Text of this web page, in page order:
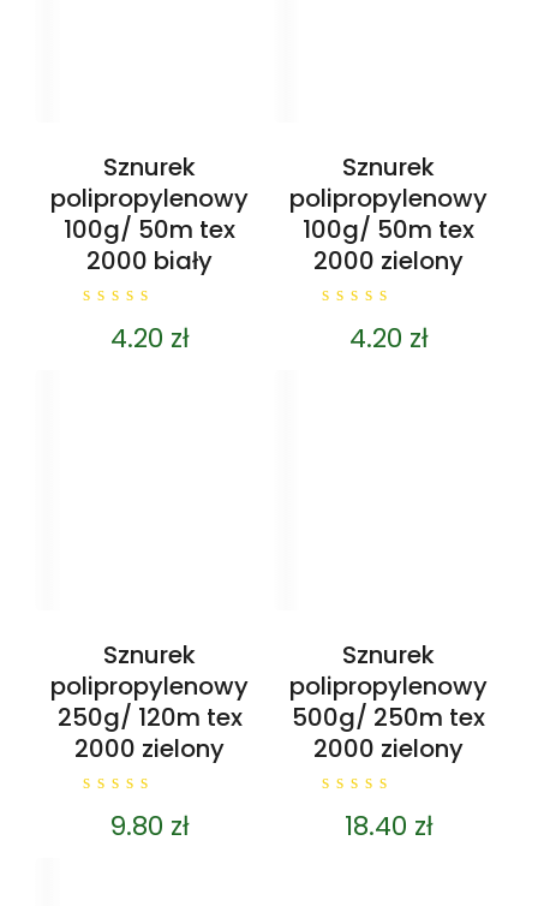
Sznurek
polipropylenowy
100g/ 50m tex
2000 biały
out4.20 zł
Sznurek
polipropylenowy
100g/ 50m tex
2000 zielony
out4.20 zł
Sznurek
polipropylenowy
250g/ 120m tex
2000 zielony
out9.80 zł
Sznurek
polipropylenowy
500g/ 250m tex
2000 zielony
out
18.40 zł